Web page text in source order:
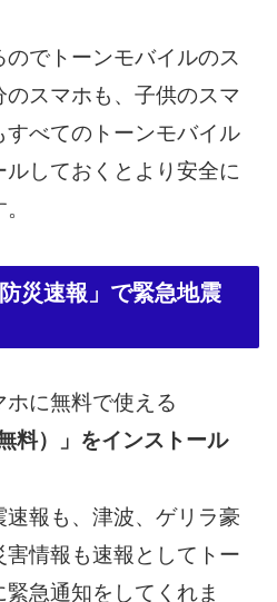
でトーンモバイルのス
スマホも、子供のスマ
べてのトーンモバイル
しておくとより安全に
災速報」で緊急地震
ホに無料で使える
料）」をインストール
報も、 津波、ゲリラ豪
害情報 も速報としてトー
急通知をしてくれま